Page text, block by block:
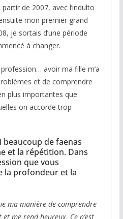
de 2007, avec l’indulto
mon premier grand
je sortais d’une période
à changer.
avoir ma fille m’a
et de comprendre
plus importantes que
on accorde trop
beaucoup de faenas
et la répétition. Dans
que vous
la profondeur et la
ma manière de comprendre
me rend heureux. Ce n’est